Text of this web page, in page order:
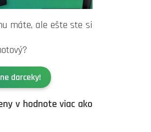
máte, ale ešte ste si
darceky!
v hodnote viac ako